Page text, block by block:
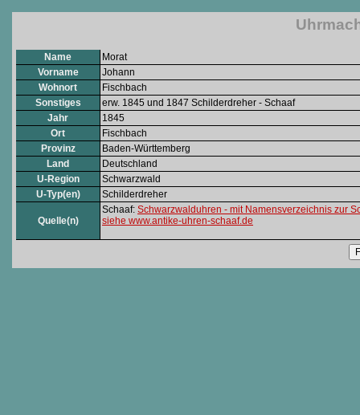
Name
Morat
Vorname
Johann
Wohnort
Fischbach
Sonstiges
erw. 1845 und 1847 Schilderdreher - Schaaf
Jahr
1845
Ort
Fischbach
Provinz
Baden-Württemberg
Land
Deutschland
U-Region
Schwarzwald
U-Typ(en)
Schilderdreher
Quelle(n)
Schaaf: Schwarzwalduhren - mit Namensverzeichnis zur
siehe www.antike-uhren-schaaf.de